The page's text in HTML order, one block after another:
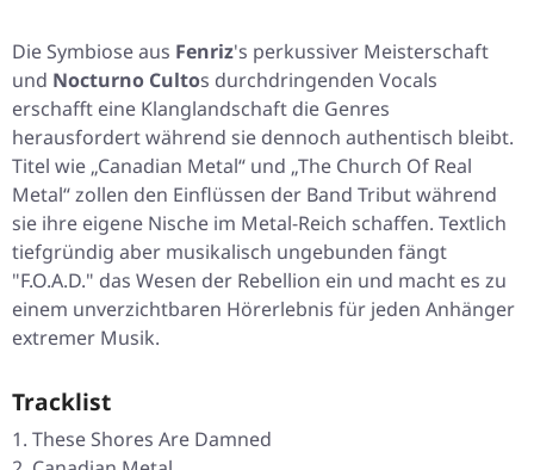
Die Symbiose aus Fenriz's perkussiver Meisterschaft
und Nocturno Cultos durchdringenden Vocals
erschafft eine Klanglandschaft die Genres
herausfordert während sie dennoch authentisch bleibt.
Titel wie „Canadian Metal“ und „The Church Of Real
Metal“ zollen den Einflüssen der Band Tribut während
sie ihre eigene Nische im Metal-Reich schaffen. Textlich
tiefgründig aber musikalisch ungebunden fängt
"F.O.A.D." das Wesen der Rebellion ein und macht es zu
einem unverzichtbaren Hörerlebnis für jeden Anhänger
extremer Musik.
Tracklist
These Shores Are Damned